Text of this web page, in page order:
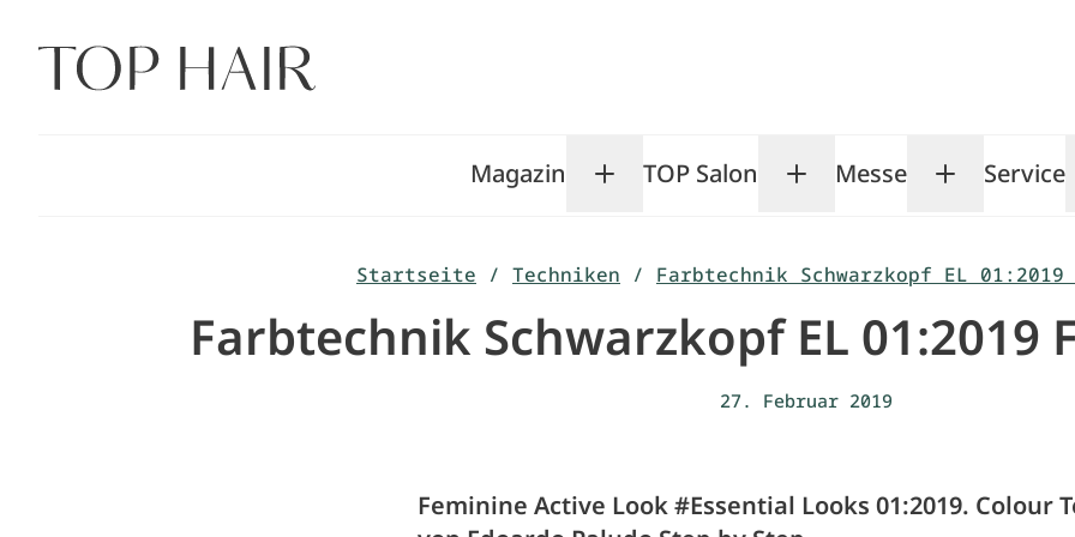
Inhalt
springen
Magazin Toggle Magazin submenu
TOP Salon Toggle TOP Salon
Messe ToggleService
Startseite / Techniken / Farbtechnik Schwarzkopf EL
Farbtechnik Schwarzkopf EL 01:2019
27. Februar 2019
Feminine Active Look #Essential Looks 01:2019. Colour